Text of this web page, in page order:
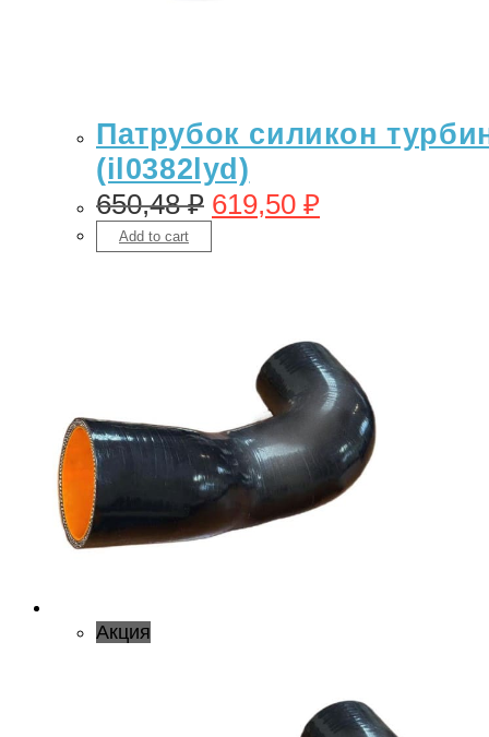
Патрубок силикон
(il0382lyd)
650,48₽ 619,50 ₽
Add to cart
Акция